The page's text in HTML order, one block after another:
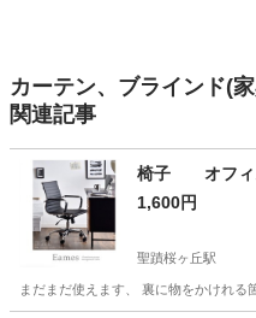
カーテン、ブラインド(
関連記事
椅子 オフィ
1,600円
聖蹟桜ヶ丘駅
まだまだ使えます、 裏に物をかけれる